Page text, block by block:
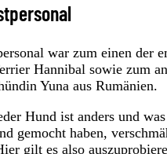
war zum einen der
Hannibal sowie zum
Yuna aus Rumänien.
Hund ist anders und
gemocht haben,
gilt es also